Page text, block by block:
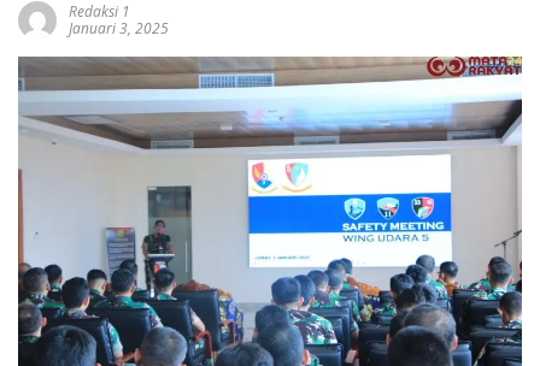
Redaksi 1
Januari 3, 2025